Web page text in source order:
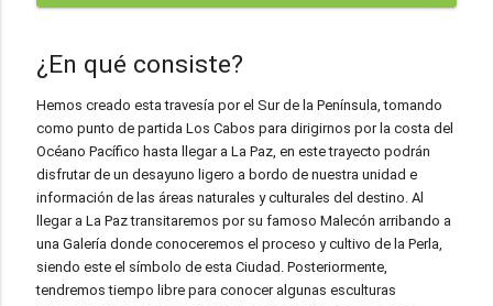
¿En qué consiste?
Hemos creado esta travesía por el Sur de la Península, tomando
como punto de partida Los Cabos para dirigirnos por la costa del
Océano Pacífico hasta llegar a La Paz, en este trayecto podrán
disfrutar de un desayuno ligero a bordo de nuestra unidad e
información de las áreas naturales y culturales del destino. Al
llegar a La Paz transitaremos por su famoso Malecón arribando a
una Galería donde conoceremos el proceso y cultivo de la Perla,
siendo este el símbolo de esta Ciudad. Posteriormente,
tendremos tiempo libre para conocer algunas esculturas